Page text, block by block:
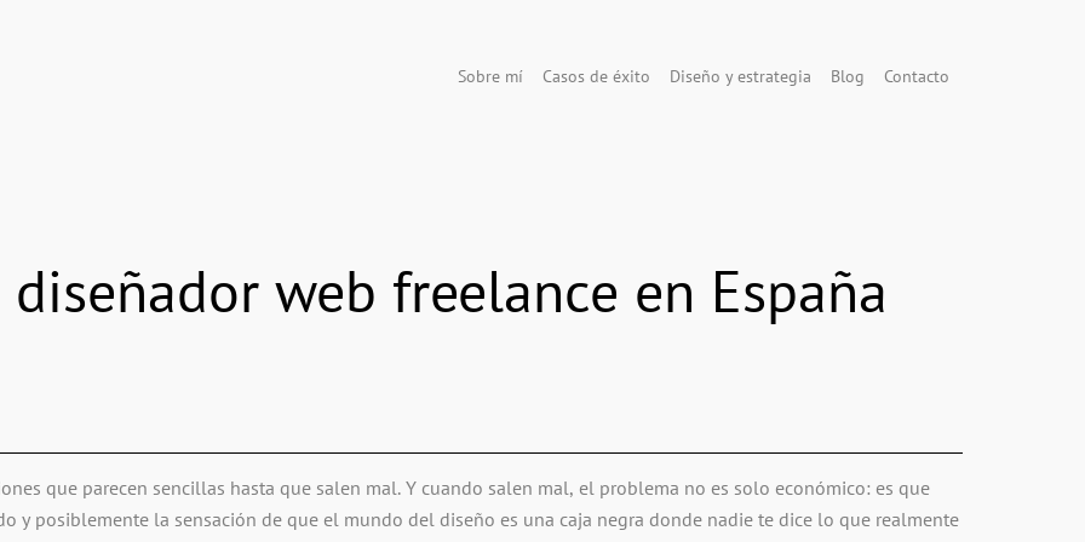
Sobre mí Casos de éxito Diseño y estrategia Blog Contacto
web freelance en España
que parecen sencillas hasta que salen mal. Y cuando salen mal, el problema no es solo económico: es que
y posiblemente la sensación de que el mundo del diseño es una caja negra donde nadie te dice lo que realmente